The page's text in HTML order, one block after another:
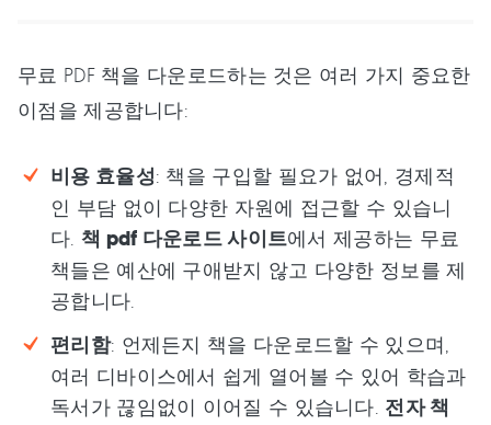
무료 PDF 책을 다운로드하는 것은 여러 가지 중요한
이점을 제공합니다:
비용 효율성: 책을 구입할 필요가 없어, 경제적
인 부담 없이 다양한 자원에 접근할 수 있습니
다. 책 pdf 다운로드 사이트에서 제공하는 무료
책들은 예산에 구애받지 않고 다양한 정보를 제
공합니다.
편리함: 언제든지 책을 다운로드할 수 있으며,
여러 디바이스에서 쉽게 열어볼 수 있어 학습과
독서가 끊임없이 이어질 수 있습니다. 전자 책